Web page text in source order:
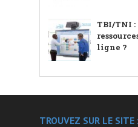
TBI/TNI :
ligne ?
TROUVEZ SUR LE SITE